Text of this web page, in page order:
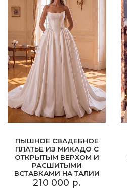
ПЫШНОЕ СВАДЕБНОЕ
ПЛАТЬЕ ИЗ МИКАДО С
ОТКРЫТЫМ ВЕРХОМ И
РАСШИТЫМИ
ВСТАВКАМИ НА ТАЛИИ
210 000 р.